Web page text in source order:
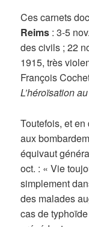
Ces carnets
Reims : 3-5
des civils ; 22
1915, très
François
L’héroïsation
Toutefois, et
aux
équivaut
oct. : « Vie
simplement
des malades
cas de